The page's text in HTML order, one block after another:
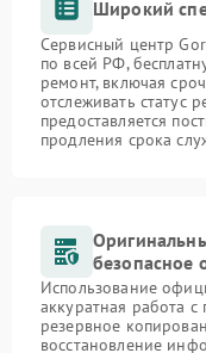
Широкий
Сервисный центр
по всей РФ,
ремонт, включая
отслеживать статус
предоставляется
продления срока
безопасное
Использование
аккуратная работа
резервное
восстановление